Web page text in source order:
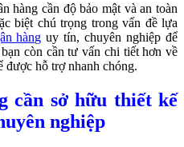
hàng cần độ bảo mật và an toàn
biệt chú trọng trong vấn đề lựa
hàng uy tín, chuyên nghiệp để
còn cần tư vấn chi tiết hơn về
được hỗ trợ nhanh chóng.
cần sở hữu thiết kế
nghiệp